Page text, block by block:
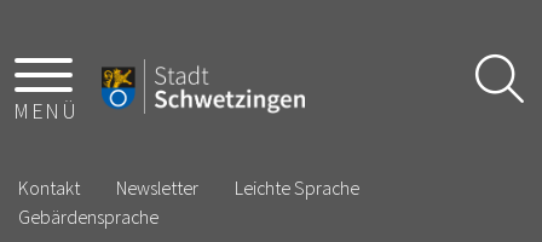
MENÜ
Kontakt Newsletter
Leichte Sprache
Gebärdensprache